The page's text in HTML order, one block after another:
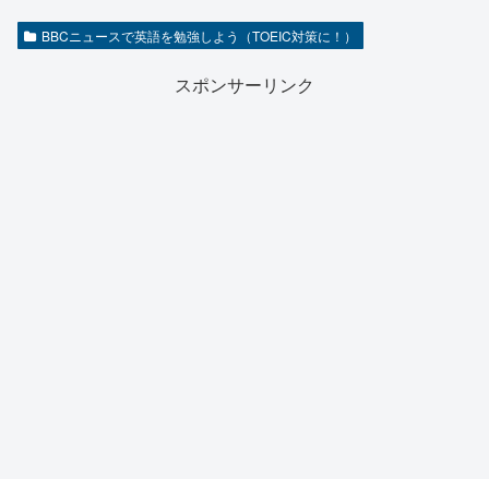
BBCニュースで英語を勉強しよう（TOEIC対策に！）
スポンサーリンク